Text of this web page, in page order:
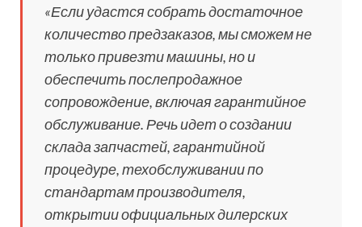
«Если удастся собрать достаточное
количество предзаказов, мы сможем не
только привезти машины, но и
обеспечить послепродажное
сопровождение, включая гарантийное
обслуживание. Речь идет о создании
склада запчастей, гарантийной
процедуре, техобслуживании по
стандартам производителя,
открытии официальных дилерских